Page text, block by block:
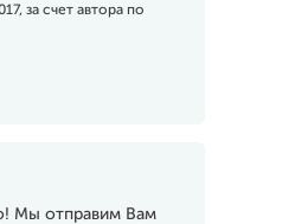
за счет автора по
Мы отправим Вам